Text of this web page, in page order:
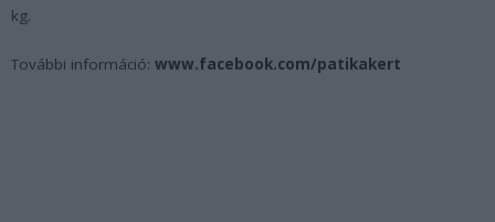
kg.
További információ: www.facebook.com/patikakert